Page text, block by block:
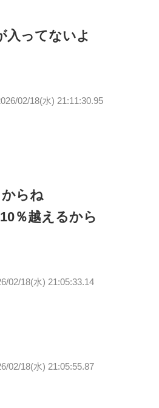
入ってないよ
02/18(水) 21:11:30.95
らね
％越えるから
02/18(水) 21:05:33.14
02/18(水) 21:05:55.87